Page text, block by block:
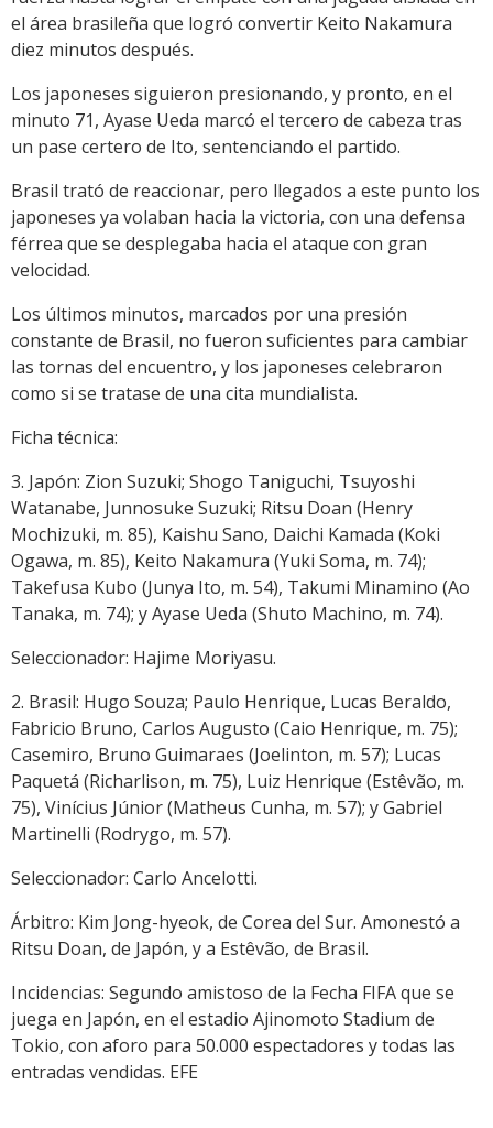
el área brasileña que logró convertir Keito Nakamura
diez minutos después.
Los japoneses siguieron presionando, y pronto, en el
minuto 71, Ayase Ueda marcó el tercero de cabeza tras
un pase certero de Ito, sentenciando el partido.
Brasil trató de reaccionar, pero llegados a este punto los
japoneses ya volaban hacia la victoria, con una defensa
férrea que se desplegaba hacia el ataque con gran
velocidad.
Los últimos minutos, marcados por una presión
constante de Brasil, no fueron suficientes para cambiar
las tornas del encuentro, y los japoneses celebraron
como si se tratase de una cita mundialista.
Ficha técnica:
3. Japón: Zion Suzuki; Shogo Taniguchi, Tsuyoshi
Watanabe, Junnosuke Suzuki; Ritsu Doan (Henry
Mochizuki, m. 85), Kaishu Sano, Daichi Kamada (Koki
Ogawa, m. 85), Keito Nakamura (Yuki Soma, m. 74);
Takefusa Kubo (Junya Ito, m. 54), Takumi Minamino (Ao
Tanaka, m. 74); y Ayase Ueda (Shuto Machino, m. 74).
Seleccionador: Hajime Moriyasu.
2. Brasil: Hugo Souza; Paulo Henrique, Lucas Beraldo,
Fabricio Bruno, Carlos Augusto (Caio Henrique, m. 75);
Casemiro, Bruno Guimaraes (Joelinton, m. 57); Lucas
Paquetá (Richarlison, m. 75), Luiz Henrique (Estêvão, m.
75), Vinícius Júnior (Matheus Cunha, m. 57); y Gabriel
Martinelli (Rodrygo, m. 57).
Seleccionador: Carlo Ancelotti.
Árbitro: Kim Jong-hyeok, de Corea del Sur. Amonestó a
Ritsu Doan, de Japón, y a Estêvão, de Brasil.
Incidencias: Segundo amistoso de la Fecha FIFA que se
juega en Japón, en el estadio Ajinomoto Stadium de
Tokio, con aforo para 50.000 espectadores y todas las
entradas vendidas. EFE